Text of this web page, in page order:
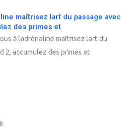
maîtrisez lart du passage avec
des primes et
à ladrénaline maîtrisez lart du
2, accumulez des primes et